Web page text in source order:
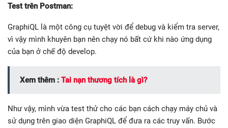
Test trên Postman:
GraphiQL là một công cụ tuyệt vời để debug và kiểm tra server,
vì vậy mình khuyên bạn nên chạy nó bất cứ khi nào ứng dụng
của bạn ở chế độ develop.
Xem thêm : Tai nạn thương tích là gì?
Như vậy, mình vừa test thử cho các bạn cách chạy máy chủ và
sử dụng trên giao diện GraphiQL để đưa ra các truy vấn. Bước